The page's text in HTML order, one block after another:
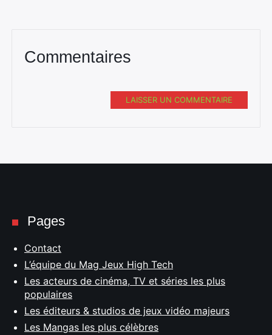
Commentaires
LAISSER UN COMMENTAIRE
Pages
Contact
L’équipe du Mag Jeux High Tech
Les acteurs de cinéma, TV et séries les plus
populaires
Les éditeurs & studios de jeux vidéo majeurs
Les Mangas les plus célèbres